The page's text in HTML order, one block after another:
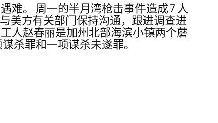
难。 周一的半月湾枪击事件造成 7 人
美方有关部门保持沟通，跟进调查进
人赵春丽是加州北部海滨小镇两个蘑
杀罪和一项谋杀未遂罪。